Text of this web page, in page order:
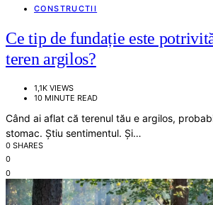
CONSTRUCTII
Ce tip de fundație este
teren argilos?
1,1K VIEWS
10 MINUTE READ
Când ai aflat că terenul tău e argilos,
stomac. Știu sentimentul. Și…
0 SHARES
0
0